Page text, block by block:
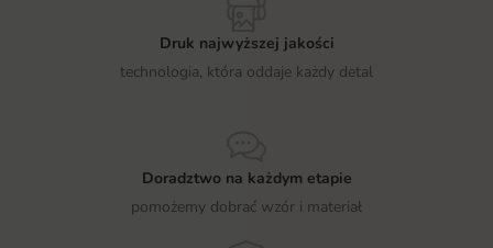
Druk najwyższej jakości
technologia, która oddaje każdy detal
Doradztwo na każdym etapie
pomożemy dobrać wzór i materiał